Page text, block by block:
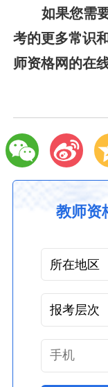
如果您需
考的更多常识
师资格网的在
教师资